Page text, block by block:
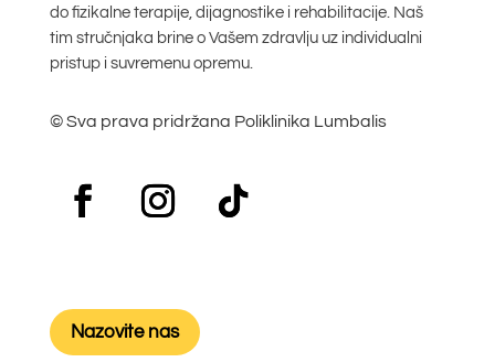
do fizikalne terapije, dijagnostike i rehabilitacije. Naš
tim stručnjaka brine o Vašem zdravlju uz individualni
pristup i suvremenu opremu.
© Sva prava pridržana Poliklinika Lumbalis
Nazovite nas